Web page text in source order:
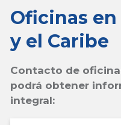
Oficinas
y el Caribe
Contacto de
podrá obtener
integral: